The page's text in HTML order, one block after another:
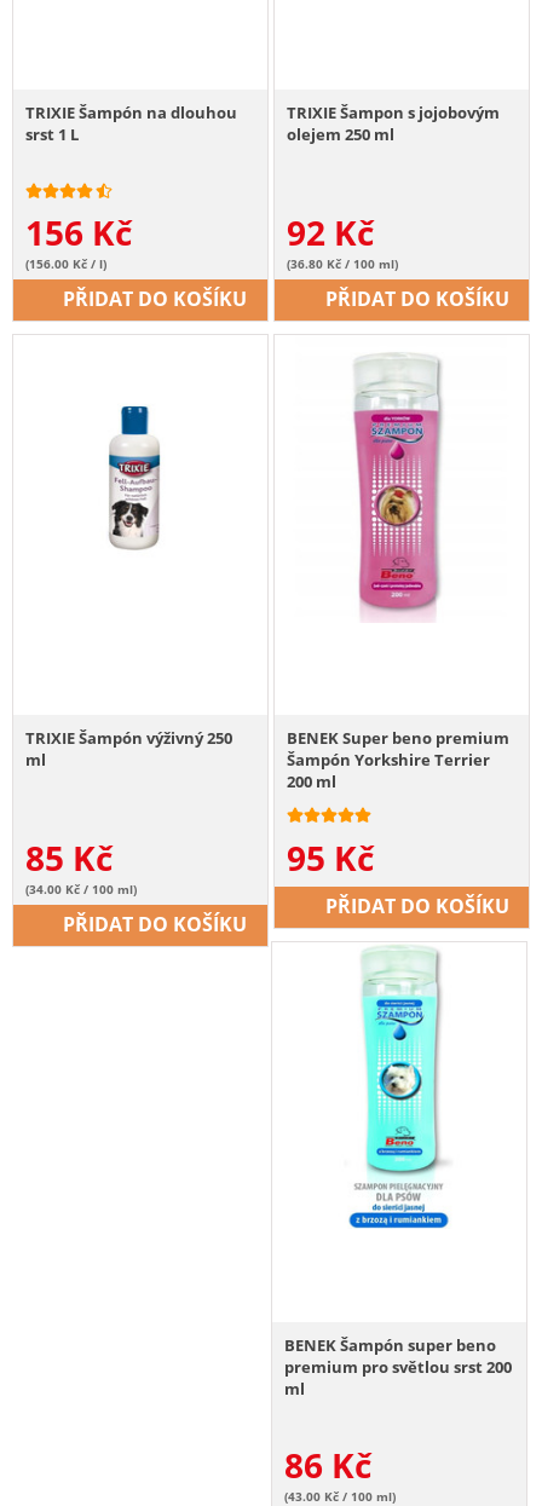
TRIXIE Šampón na dlouhou
srst 1 L
156 Kč
(156.00 Kč / l)
PŘIDAT DO KOŠÍKU
TRIXIE Šampon s jojobovým
olejem 250 ml
92 Kč
(36.80 Kč / 100 ml)
PŘIDAT DO KOŠÍKU
TRIXIE Šampón výživný 250
ml
85 Kč
(34.00 Kč / 100 ml)
PŘIDAT DO KOŠÍKU
BENEK Super beno premium
Šampón Yorkshire Terrier
200 ml
95 Kč
PŘIDAT DO KOŠÍKU
BENEK Šampón super beno
premium pro světlou srst 200
ml
86 Kč
(43.00 Kč / 100 ml)